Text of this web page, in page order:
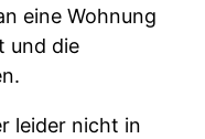
eine Wohnung
und die
leider nicht in